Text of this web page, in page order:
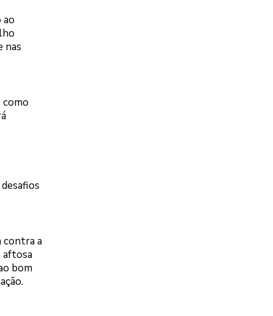
ao
nas
como
contra a
aftosa
bom